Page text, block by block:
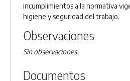
incumplimientos a la normativa
higiene y seguridad del trabajo.
Observaciones
Sin observaciones.
Documentos